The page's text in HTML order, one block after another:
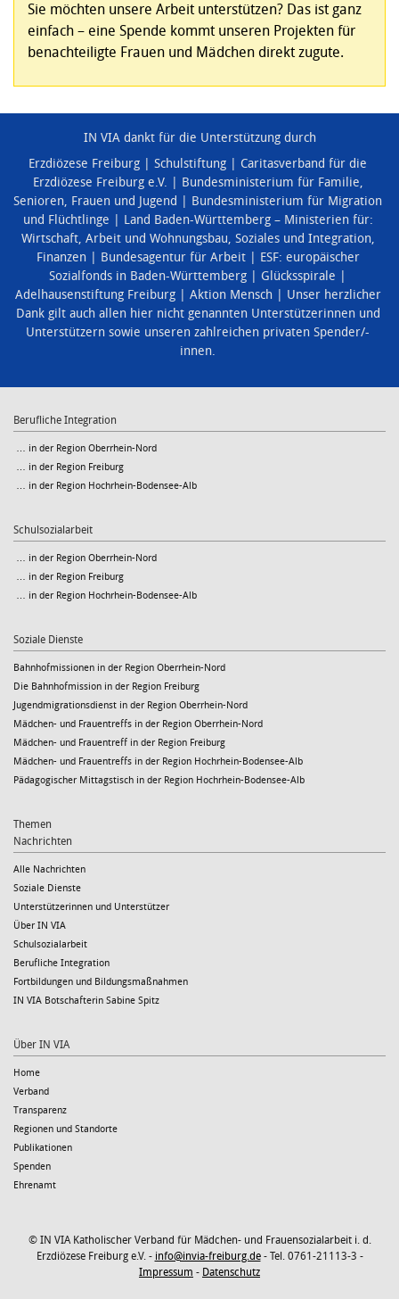
Sie möchten unsere Arbeit unterstützen? Das ist ganz
einfach – eine Spende kommt unseren Projekten für
benachteiligte Frauen und Mädchen direkt zugute.
IN VIA dankt für die Unterstützung durch
Erzdiözese Freiburg
Schulstiftung
Caritasverband für die
Erzdiözese Freiburg e.V.
Bundesministerium für Familie,
Senioren, Frauen und Jugend
Bundesministerium für Migration
und Flüchtlinge
Land Baden-Württemberg – Ministerien für:
Wirtschaft, Arbeit und Wohnungsbau, Soziales und Integration,
Finanzen
Bundesagentur für Arbeit
ESF: europäischer
Sozialfonds in Baden-Württemberg
Glücksspirale
Adelhausenstiftung Freiburg
Aktion Mensch
Unser herzlicher
Dank gilt auch allen hier nicht genannten Unterstützerinnen und
Unterstützern sowie unseren zahlreichen privaten Spender/-
innen.
Berufliche Integration
… in der Region Oberrhein-Nord
… in der Region Freiburg
… in der Region Hochrhein-Bodensee-Alb
Schulsozialarbeit
… in der Region Oberrhein-Nord
… in der Region Freiburg
… in der Region Hochrhein-Bodensee-Alb
Soziale Dienste
Bahnhofmissionen in der Region Oberrhein-Nord
Die Bahnhofmission in der Region Freiburg
Jugendmigrationsdienst in der Region Oberrhein-Nord
Mädchen- und Frauentreffs in der Region Oberrhein-Nord
Mädchen- und Frauentreff in der Region Freiburg
Mädchen- und Frauentreffs in der Region Hochrhein-Bodensee-Alb
Pädagogischer Mittagstisch in der Region Hochrhein-Bodensee-Alb
Themen
Nachrichten
Alle Nachrichten
Soziale Dienste
Unterstützerinnen und Unterstützer
Über IN VIA
Schulsozialarbeit
Berufliche Integration
Fortbildungen und Bildungsmaßnahmen
IN VIA Botschafterin Sabine Spitz
Über IN VIA
Home
Verband
Transparenz
Regionen und Standorte
Publikationen
Spenden
Ehrenamt
© IN VIA Katholischer Verband für Mädchen- und Frauensozialarbeit i. d.
Erzdiözese Freiburg e.V. - info@invia-freiburg.de- Tel. 0761-21113-3 -
Impressum - Datenschutz